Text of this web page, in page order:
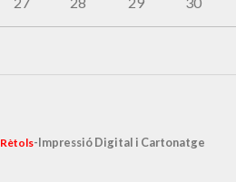
Rètols-Impressió Digital i Cartonatge